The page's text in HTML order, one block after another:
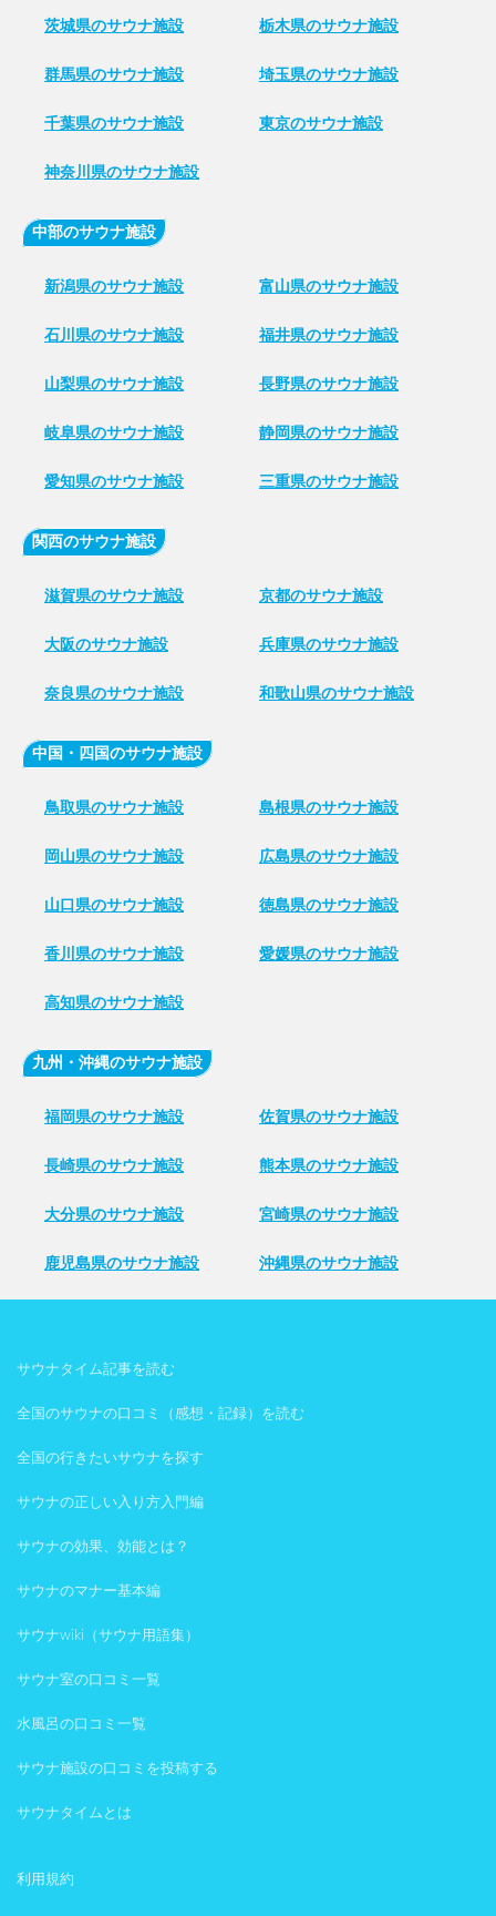
茨城県のサウナ施設 栃木県のサウナ施設
群馬県のサウナ施設 埼玉県のサウナ施設
千葉県のサウナ施設 東京のサウナ施設
神奈川県のサウナ施設
中部のサウナ施設
新潟県のサウナ施設 富山県のサウナ施設
石川県のサウナ施設 福井県のサウナ施設
山梨県のサウナ施設 長野県のサウナ施設
岐阜県のサウナ施設 静岡県のサウナ施設
愛知県のサウナ施設 三重県のサウナ施設
関西のサウナ施設
滋賀県のサウナ施設 京都のサウナ施設
大阪のサウナ施設 兵庫県のサウナ施設
奈良県のサウナ施設 和歌山県のサウナ施設
中国・四国のサウナ施設
鳥取県のサウナ施設 島根県のサウナ施設
岡山県のサウナ施設 広島県のサウナ施設
山口県のサウナ施設 徳島県のサウナ施設
香川県のサウナ施設 愛媛県のサウナ施設
高知県のサウナ施設
九州・沖縄のサウナ施設
福岡県のサウナ施設 佐賀県のサウナ施設
長崎県のサウナ施設 熊本県のサウナ施設
大分県のサウナ施設 宮崎県のサウナ施設
鹿児島県のサウナ施設 沖縄県のサウナ施設
サウナタイム記事を読む
全国のサウナの口コミ（感想・記録）を読む
全国の行きたいサウナを探す
サウナの正しい入り方入門編
サウナの効果、効能とは？
サウナのマナー基本編
サウナwiki（サウナ用語集）
サウナ室の口コミ一覧
水風呂の口コミ一覧
サウナ施設の口コミを投稿する
サウナタイムとは
利用規約